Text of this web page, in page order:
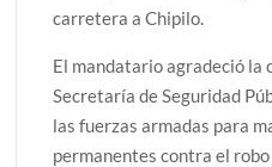
carretera a Chipilo.
El mandatario agradeció la
Secretaría de Seguridad
las fuerzas armadas para
permanentes contra el